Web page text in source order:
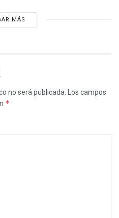
MÁS
no será publicada.
Los campos
*